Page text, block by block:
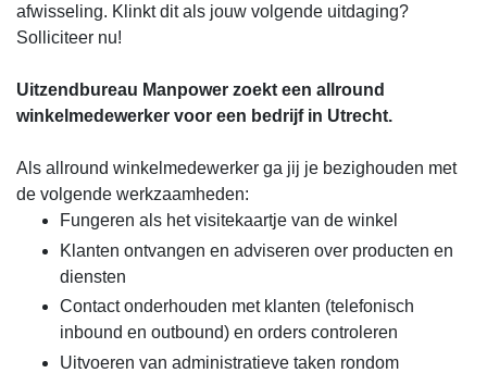
afwisseling. Klinkt dit als jouw volgende uitdaging?
Solliciteer nu!
Uitzendbureau Manpower zoekt een allround
winkelmedewerker voor een bedrijf in Utrecht.
Als allround winkelmedewerker ga jij je bezighouden met
de volgende werkzaamheden:
Fungeren als het visitekaartje van de winkel
Klanten ontvangen en adviseren over producten en
diensten
Contact onderhouden met klanten (telefonisch
inbound en outbound) en orders controleren
Uitvoeren van administratieve taken rondom